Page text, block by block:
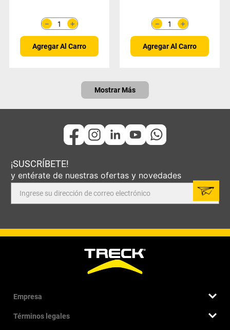
＋
－
Agregar Al Carro
＋
－
Agregar Al Carro
Mostrar Más
¡SUSCRÍBETE!
y entérate de nuestras ofertas y novedades
Empresa
Quiénes somos
Términos legales